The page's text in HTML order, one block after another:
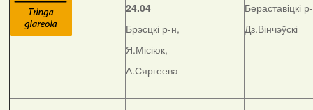
24.04
Брэсцкі р-н,
Я.Місіюк,
А.Сяргеева
Бераставіцкі
Дз.Вінчэўскі